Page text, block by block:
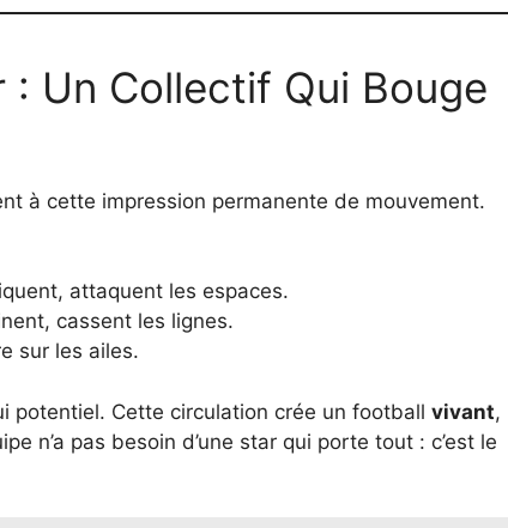
Un Collectif Qui Bouge
à cette impression permanente de mouvement.
attaquent les espaces.
cassent les lignes.
sur les ailes.
potentiel. Cette circulation crée un football vivant,
n’a pas besoin d’une star qui porte tout : c’est le